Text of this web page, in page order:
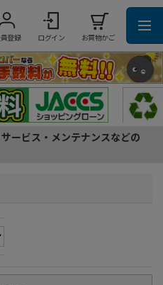
登録 ログイン お買物かご
ービス・メンテナンスなどの